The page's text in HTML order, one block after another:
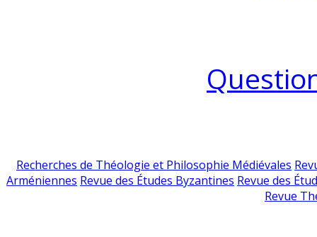
Recherches de Théologie et Philosophie Médiévales
Arméniennes Revue des Études Byzantines Revue des
Revue